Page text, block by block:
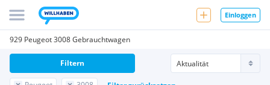
Einloggen
929 Peugeot 3008 Gebrauchtwagen
Filtern